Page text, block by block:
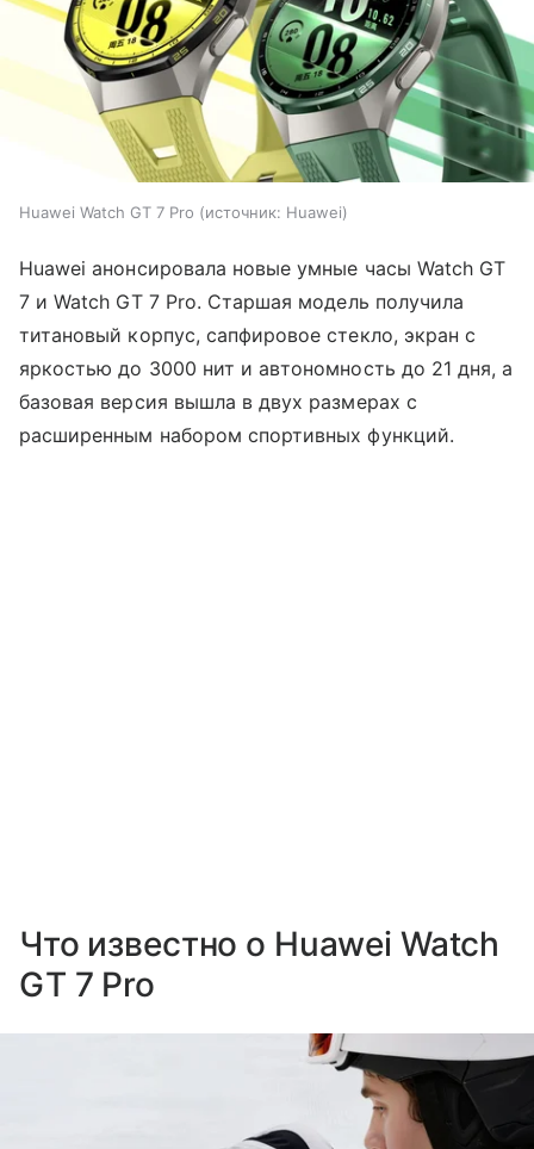
Huawei Watch GT 7 Pro источник: Huawei
Huawei анонсировала новые умные часы Watch GT
7 и Watch GT 7 Pro. Старшая модель получила
титановый корпус, сапфировое стекло, экран с
яркостью до 3000 нит и автономность до 21 дня, а
базовая версия вышла в двух размерах с
расширенным набором спортивных функций.
Что известно о Huawei Watch
GT 7 Pro